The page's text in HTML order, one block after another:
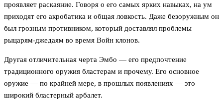
проявляет раскаяние. Говоря о его самых ярких навыках, на ум
приходят его акробатика и общая ловкость. Даже безоружным он
был грозным противником, который доставлял проблемы
рыцарям-джедаям во время Войн клонов.
Другая отличительная черта Эмбо — его предпочтение
традиционного оружия бластерам и прочему. Его основное
оружие — по крайней мере, в прошлых появлениях — это
широкий бластерный арбалет.